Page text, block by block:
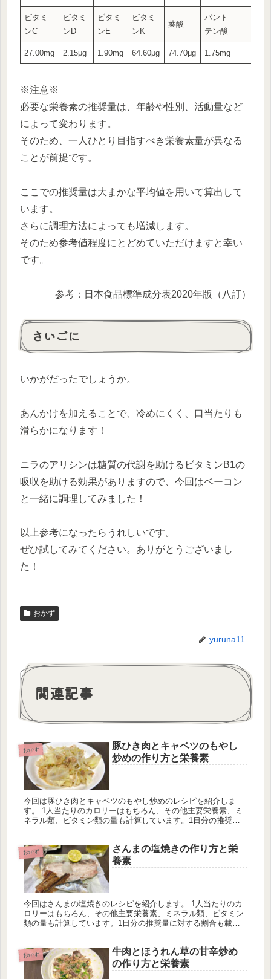
ビタミ
ンC
ビタミ
ンD
ビタミ
ンE
ビタミ
ンK
葉酸
パント
テン酸
27.00mg 2.15μg 1.90mg 64.60μg 74.70μg 1.75mg
※注意※
必要な栄養素の推奨量は、年齢や性別、活動量など
によって変わります。
そのため、一人ひとり目指すべき栄養素量が異なる
ことが前提です。
ここでの推奨量は大まかな平均値を用いて算出して
います。
さらに調理方法によっても増減します。
そのため参考値程度にとどめていただけますと幸い
です。
参考：日本食品標準成分表2020年版（八訂）
さいごに
いかがだったでしょうか。
あんかけを加えることで、冷めにくく、口当たりも
滑らかになります！
ニラのアリシンは糖質の代謝を助けるビタミンB1の
吸収を助ける効果がありますので、今回はベーコン
と一緒に調理してみました！
以上参考になったらうれしいです。
ぜひ試してみてください。ありがとうございまし
た！
おかず
yuruna11
関連記事
おかず
豚ひき肉とキャベツのもやし
炒めの作り方と栄養素
今回は豚ひき肉とキャベツのもやし炒めのレシピを紹介しま
す。 1人当たりのカロリーはもちろん、その他主要栄養素、ミ
ネラル類、ビタミン類の量も計算しています。1日分の推奨量
おかず
さんまの塩焼きの作り方と栄
養素
今回はさんまの塩焼きのレシピを紹介します。 1人当たりのカ
ロリーはもちろん、その他主要栄養素、ミネラル類、ビタミン
類の量も計算しています。1日分の推奨量に対する割合も載せ
おかず
牛肉とほうれん草の甘辛炒め
の作り方と栄養素